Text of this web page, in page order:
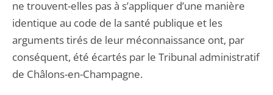
ne trouvent-elles pas à s’appliquer d’une manière
identique au code de la santé publique et les
arguments tirés de leur méconnaissance ont, par
conséquent, été écartés par le Tribunal administratif
de Châlons-en-Champagne.